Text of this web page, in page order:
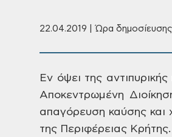
22.04.2019 | Ώρα
Εν όψει της αντιπυρικής
Αποκεντρωμένη
απαγόρευση καύσης και
της Περιφέρειας Κρήτης.